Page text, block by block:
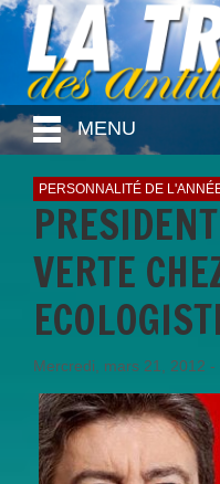
MENU
PERSONNALITÉ DE
VERTE
Mercredi, mars 21, 2012 -